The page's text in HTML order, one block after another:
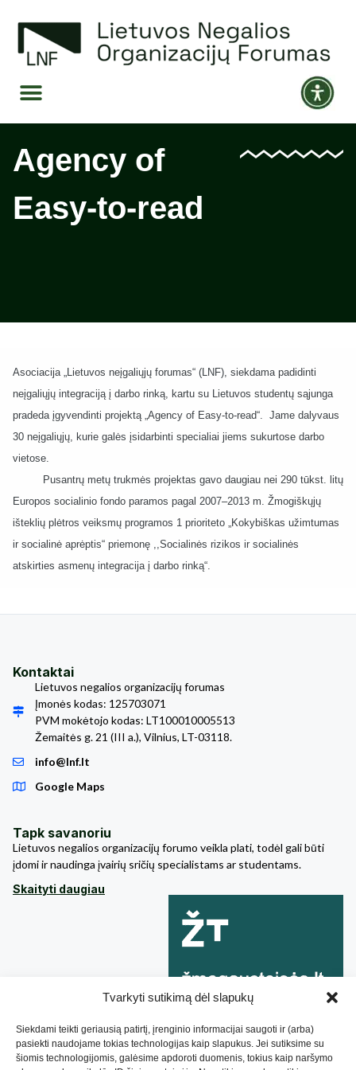
Tvarkyti sutikimą dėl slapukų
Siekdami teikti geriausią patirtį, įrenginio informacijai saugoti ir (arba)
pasiekti naudojame tokias technologijas kaip slapukus. Jei sutiksime su
šiomis technologijomis, galėsime apdoroti duomenis, tokius kaip naršymo
Agency of
Easy-to-read
Asociacija „Lietuvos neįgaliųjų forumas“ (LNF), siekdama padidinti
neįgaliųjų integraciją į darbo rinką, kartu su Lietuvos studentų sąjunga
pradeda įgyvendinti projektą „Agency of Easy-to-read“. Jame dalyvaus
30 neįgaliųjų, kurie galės įsidarbinti specialiai jiems sukurtose darbo
vietose.
Pusantrų metų trukmės projektas gavo daugiau nei 290 tūkst. litų
Europos socialinio fondo paramos pagal 2007–2013 m. Žmogiškųjų
išteklių plėtros veiksmų programos 1 prioriteto „Kokybiškas užimtumas
ir socialinė aprėptis“ priemonę ,,Socialinės rizikos ir socialinės
atskirties asmenų integracija į darbo rinką“.
Kontaktai
Lietuvos negalios organizacijų forumas
Įmonės kodas: 125703071
PVM mokėtojo kodas: LT100010005513
Žemaitės g. 21 (III a.), Vilnius, LT-03118.
info@lnf.lt
Google Maps
Tapk savanoriu
Lietuvos negalios organizacijų forumo veikla plati, todėl gali būti
įdomi ir naudinga įvairių sričių specialistams ar studentams.
Skaityti daugiau